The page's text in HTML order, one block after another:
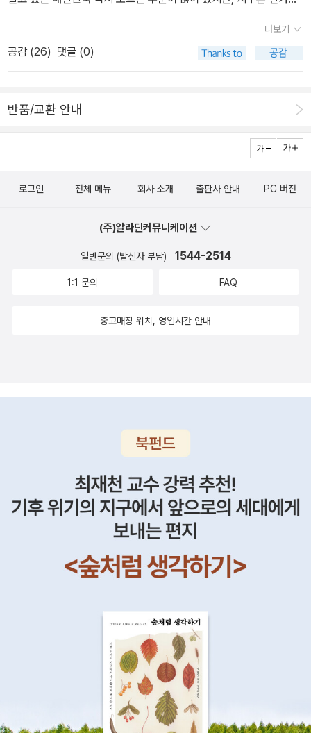
려 있었고 <천일야화>에서도 5대 칼리프 하룬 할라시드의 아들 알
마문이 푸쿠의 피라미드를 발견한 것에 대한 부분이 언급되어 있다고
한다. 하지만 피라미드 발굴에 앞장선 사람들은 역사학자나 하나의
해 다양한 탐사가 이루어졌지만 그 과정에서 일부는 피라미드의 파손
행되어졌다.채석장에서 쌓은 기술과 화약을 이용해 위험을 무릅쓰며
링등이 피라미드 발굴을 목적으로 파손을 일삼았다. 하지만 성과도
의 정확성이나 탐사의 결과물이 대중에게 알려졌던 것이다. 왕조의
적으로 아직 왕조의 마지막 역사를 장식했던 클레오파트라의 무덤 역
시 발견되지 않았다. 피라미드 발굴을 통해 그동안 궁금했던 것들이
길 바라는 이유는 그 탐사에 동참할 수 없기 때문이다. 고고학적 자취
도울 수 있는 그런 가족같은 마음을 품어야 한다는 생각이 들었다.지
난 번에 나온 [아프리카의 눈물]에 이어 어린이들을 위한 책 두 권이
나와서 우리들을 반기고 있다.올 겨울 추천도서로 가장 강력하게 권
지음, 허구 그림, 이은정 글 / MBC프로덕션 / 2010년 12월어린이들
눈높이에 맞춘 [아프리카의 눈물], 그리고 [만화 아프리카의 눈물] 어
떤 책을 선택하든 우리가 잘 모르고 있는 아프리카에 대해 많이 알게
고 하더라도 책으로 알게 되는 그들의 이야기를 통해 우리들은 하루
더 이상기다리지 않고, 우리들의 도움이 필요한 사람들과 나라에 대
해 실천하는 2011년을 맞이했으면 좋겠다.퀴즈! 과학상식 : 사춘기
주는 책. 퀴즈 과학상식 시리즈를 무척 좋아하는 아이라서, 이 책과 함
었는데, 아이를 위한 성교육 책과 성장동화, 부모를 위한 책과 사춘기
수 없을 듯 하다. 우리의 멋진 주인공 그레그의 사춘기 ㅎㅎㅎ 어떤 일
어도 굿!머리끝부터 발끝까지 내 몸을 지켜라! 정명숙 지음, 이영림 그
림, 김중곤 감수 / 주니어랜덤 / 2010년 12월 사춘기와 성 - 우리 몸
에 대한 관심이 절로 들 것이다. 인체와 관련된 과학지식 역시 함께 배
우고 알면 더 좋겠지 싶다.수학박물관 알브레히트 보이텔스파허 지
음, 김희상 옮김, 강문봉 감수 / 행성비아이들 / 2010년 12월 케이블
카 메이벨 이야기 버지니아 리 버튼 글.그림, 이수연 옮김 / 키다리 /
좋아하는 작가의 책은 전부 다 읽고 싶은 마음이 든다. 이번 주인공은
케이블카인가보다. ㅎㅎㅎ호진이와 시로미의 좌충우돌 제주올레 1,2
권 - 책을 읽고 나중에 꼭 제주올레 길을 따라 여행을 가며 멋진 추억
을 만들고 싶다.무엇을 할까? 정해영 글.그림 / 논장 / 2011년 1월지
난 번에 나온 [누구 발일까?]에 이어서 출간된 [무엇을 할까?] 표지
그림만 봐도 무척 흥미로운 그림책이다. 아래는 새로 나온 신간서적
더보기
공감 (26) 댓글 (0)
반품/교환 안내
로그인 전체 메뉴 회사 소개 출판사 안내 PC 버전
(주)알라딘커뮤니케이션
일반문의 (발신자 부담) 1544-2514
1:1 문의 FAQ
중고매장 위치, 영업시간 안내